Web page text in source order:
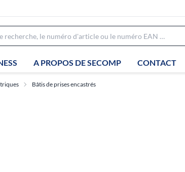
A PROPOS DE SECOMP CONTACT
Bâtis de prises encastrés